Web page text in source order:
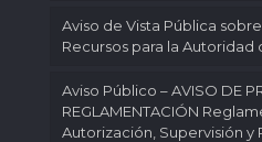
Aviso de Vista Pública
Recursos para la Autoridad
Aviso Público – AVISO DE
REGLAMENTACIÓN
Autorización, Supervisión y